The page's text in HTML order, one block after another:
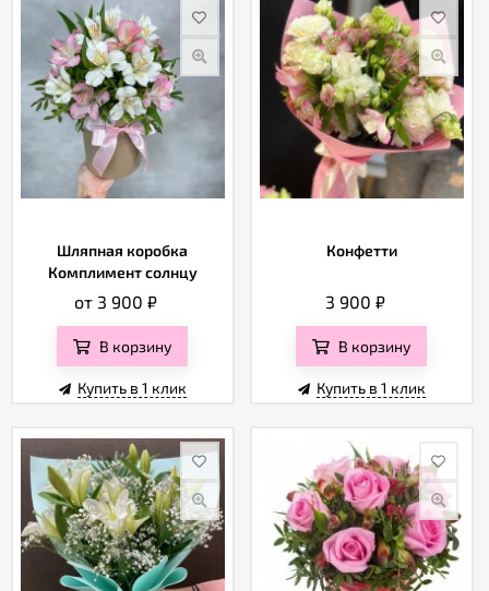
Шляпная коробка
Комплимент солнцу
от 3 900₽
В корзину
Купить в 1 клик
Конфетти
3 900 ₽
В корзину
Купить в 1 клик